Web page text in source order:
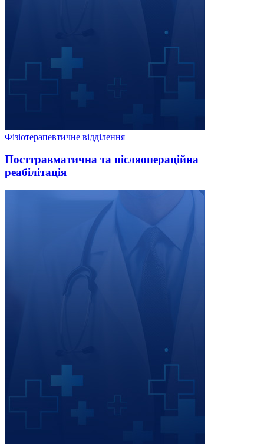
Фізіотерапевтичне відділення
Посттравматична та післяопераційна
реабілітація